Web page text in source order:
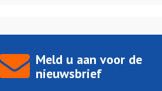
Meld u aan voor de
nieuwsbrief